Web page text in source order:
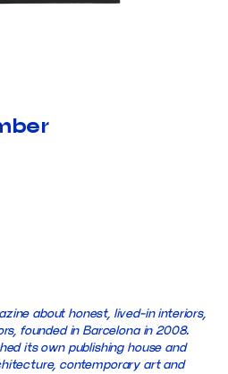
about honest, lived-in interiors,
founded in Barcelona in 2008.
its own publishing house and
contemporary art and